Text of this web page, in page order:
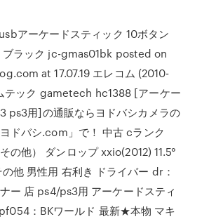
アーケードスティック 10ボタン
ブラック jc-gmas01bk posted on
at 17.07.19 エレコム (2010-
テック gametech hc1388 [アーケー
ps3用]の通販ならヨドバシカメラの
ドバシ.com」で！ 中古 cランク
の他） ダンロップ xxio(2012) 11.5°
他 男性用 右利き ドライバー dr：
ー 店 ps4/ps3用 アーケードスティ
：BKワールド 最新★本物 マキ